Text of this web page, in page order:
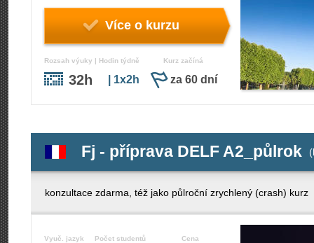
Více o kurzu
Rozsah výuky | Hodin týdně
32h | 1x2h
Kurz začíná
za 60 dní
Fj - příprava DELF A2_půlrok
konzultace zdarma, též jako půlroční zrychlený (crash) kurz
Vyuč. jazyk Počet studentů Cena